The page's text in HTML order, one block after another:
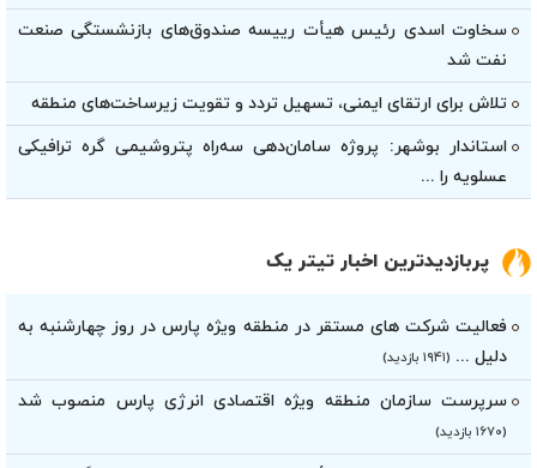
سخاوت اسدی رئیس هیأت‌ رییسه صندوق‌های بازنشستگی صنعت
نفت شد
تلاش برای ارتقای ایمنی، تسهیل تردد و تقویت زیرساخت‌های منطقه
استاندار بوشهر: پروژه سامان‌دهی سه‌راه پتروشیمی گره ترافیکی
عسلویه را ...
پربازدیدترین اخبار تیتر یک
فعالیت شرکت های مستقر در منطقه ویژه پارس در روز چهارشنبه به
دلیل ...
سرپرست سازمان منطقه ویژه اقتصادی انرژی پارس منصوب شد